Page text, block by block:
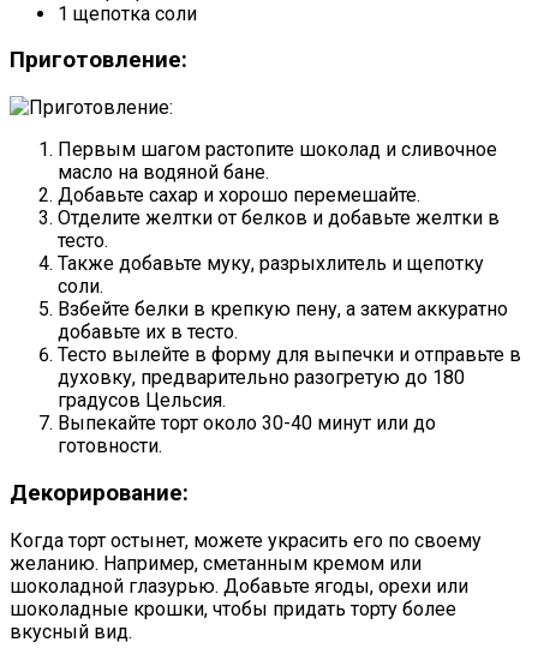
1 щепотка соли
Приготовление:
Первым шагом растопите шоколад и сливочное
масло на водяной бане.
Добавьте сахар и хорошо перемешайте.
Отделите желтки от белков и добавьте желтки в
тесто.
Также добавьте муку, разрыхлитель и щепотку
соли.
Взбейте белки в крепкую пену, а затем аккуратно
добавьте их в тесто.
Тесто вылейте в форму для выпечки и отправьте в
духовку, предварительно разогретую до 180
градусов Цельсия.
Выпекайте торт около 30-40 минут или до
готовности.
Декорирование:
Когда торт остынет, можете украсить его по своему
желанию. Например, сметанным кремом или
шоколадной глазурью. Добавьте ягоды, орехи или
шоколадные крошки, чтобы придать торту более
вкусный вид.